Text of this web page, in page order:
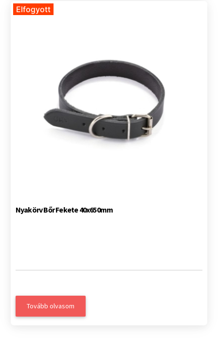
Elfogyott
Nyakörv Bőr Fekete 40x650mm
Tovább olvasom